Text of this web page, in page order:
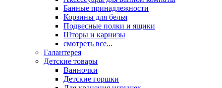
Банные принадлежности
Корзины для белья
Подвесные полки и ящики
Шторы и карнизы
смотреть все...
Галантерея
Детские товары
Ванночки
Детские горшки